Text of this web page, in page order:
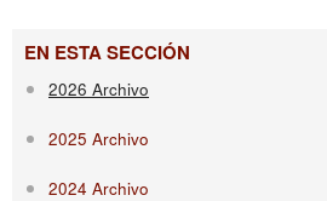
EN ESTA SECCIÓN
2026 Archivo
2025 Archivo
2024 Archivo